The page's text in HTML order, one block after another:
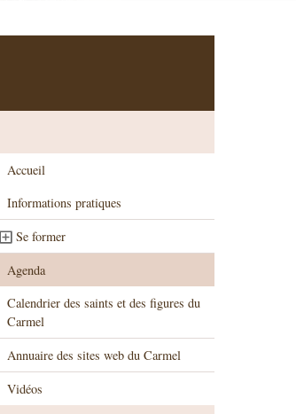
Accueil
Informations pratiques
Se former
Agenda
Calendrier des saints et des figures du
Carmel
Annuaire des sites web du Carmel
Vidéos